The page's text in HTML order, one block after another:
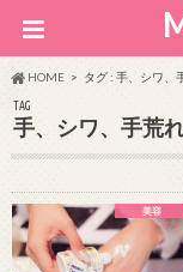
HOME タグ : 手、シワ、
TAG
手、シワ、手荒
美容